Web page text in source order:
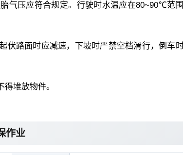
气压应符合规定。行驶时水温应在80~90℃范围
伏路面时应减速，下坡时严禁空档滑行，倒车
堆放物件。
作业